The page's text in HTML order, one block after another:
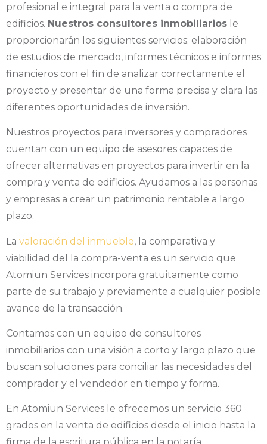
profesional e integral para la venta o compra de
edificios. Nuestros consultores inmobiliarios le
proporcionarán los siguientes servicios: elaboración
de estudios de mercado, informes técnicos e informes
financieros con el fin de analizar correctamente el
proyecto y presentar de una forma precisa y clara las
diferentes oportunidades de inversión.
Nuestros proyectos para inversores y compradores
cuentan con un equipo de asesores capaces de
ofrecer alternativas en proyectos para invertir en la
compra y venta de edificios. Ayudamos a las personas
y empresas a crear un patrimonio rentable a largo
plazo.
La valoración del inmueble, la comparativa y
viabilidad del la compra-venta es un servicio que
Atomiun Services incorpora gratuitamente como
parte de su trabajo y previamente a cualquier posible
avance de la transacción.
Contamos con un equipo de consultores
inmobiliarios con una visión a corto y largo plazo que
buscan soluciones para conciliar las necesidades del
comprador y el vendedor en tiempo y forma.
En Atomiun Services le ofrecemos un servicio 360
grados en la venta de edificios desde el inicio hasta la